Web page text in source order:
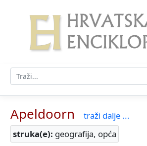
Apeldoorn
traži dalje ...
struka(e): geografija, opća